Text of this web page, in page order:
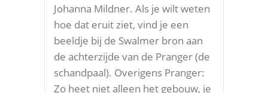
Johanna Mildner. Als je wilt weten
hoe dat eruit ziet, vind je een
beeldje bij de Swalmer bron aan
de achterzijde van de Pranger (de
schandpaal). Overigens Pranger:
Zo heet niet alleen het gebouw, je